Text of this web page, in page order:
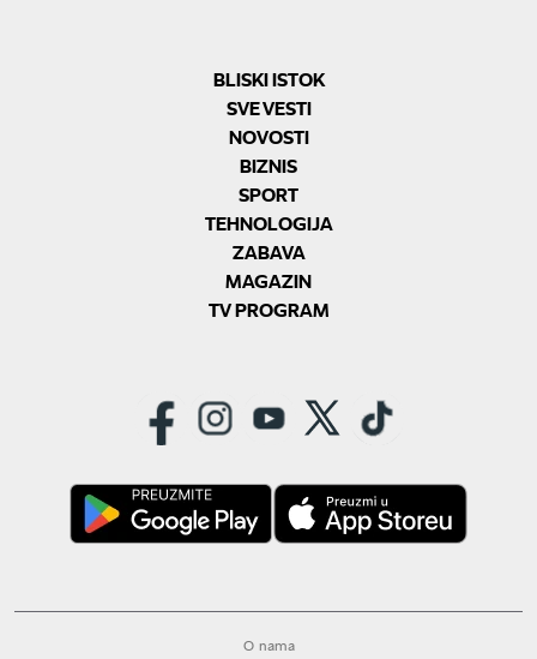
BLISKI ISTOK
SVE VESTI
NOVOSTI
BIZNIS
SPORT
TEHNOLOGIJA
ZABAVA
MAGAZIN
TV PROGRAM
O nama